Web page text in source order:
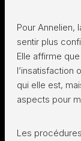
Pour Annelien,
sentir plus
Elle affirme
l’insatisfaction
qui elle est,
aspects pour
Les